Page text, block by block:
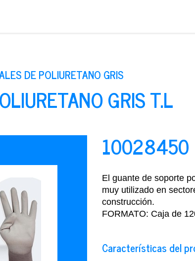
DE POLIURETANO GRIS
GRIS T.L
10028450
El guante de soporte
muy utilizado en
construcción.
FORMATO: Caja de
Características del